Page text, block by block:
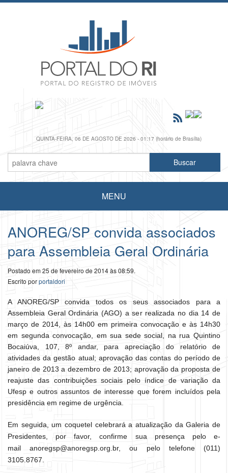
QUINTA-FEIRA, 06 DE AGOSTO DE 2026 - 01:17 (horário de Brasília)
MENU
ANOREG/SP convida associados
para Assembleia Geral Ordinária
Postado em 25 de fevereiro de 2014 às 08:59.
Escrito porportaldori
A ANOREG/SP convida todos os seus associados para a
Assembleia Geral Ordinária (AGO) a ser realizada no dia 14 de
março de 2014, às 14h00 em primeira convocação e às 14h30
em segunda convocação, em sua sede social, na rua Quintino
Bocaiúva, 107, 8º andar, para apreciação do relatório de
atividades da gestão atual; aprovação das contas do período de
janeiro de 2013 a dezembro de 2013; aprovação da proposta de
reajuste das contribuições sociais pelo índice de variação da
Ufesp e outros assuntos de interesse que forem incluídos pela
presidência em regime de urgência.
Em seguida, um coquetel celebrará a atualização da Galeria de
Presidentes, por favor, confirme sua presença pelo e-
mail anoregsp@anoregsp.org.br, ou pelo telefone (011)
3105.8767.